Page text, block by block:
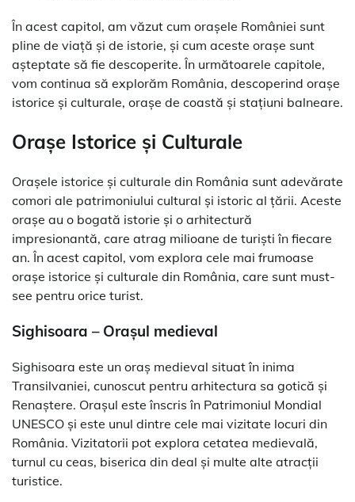
În acest capitol, am văzut cum orașele României sunt
pline de viață și de istorie, și cum aceste orașe sunt
așteptate să fie descoperite. În următoarele capitole,
vom continua să explorăm România, descoperind orașe
istorice și culturale, orașe de coastă și stațiuni balneare.
Orașe Istorice și Culturale
Orașele istorice și culturale din România sunt adevărate
comori ale patrimoniului cultural și istoric al țării. Aceste
orașe au o bogată istorie și o arhitectură
impresionantă, care atrag milioane de turiști în fiecare
an. În acest capitol, vom explora cele mai frumoase
orașe istorice și culturale din România, care sunt must-
see pentru orice turist.
Sighisoara – Orașul medieval
Sighisoara este un oraș medieval situat în inima
Transilvaniei, cunoscut pentru arhitectura sa gotică și
Renaștere. Orașul este înscris în Patrimoniul Mondial
UNESCO și este unul dintre cele mai vizitate locuri din
România. Vizitatorii pot explora cetatea medievală,
turnul cu ceas, biserica din deal și multe alte atracții
turistice.